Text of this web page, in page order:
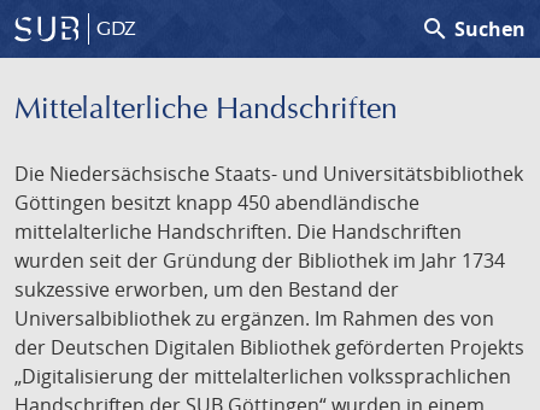
GDZ search Suchen
Mittelalterliche Handschriften
Die Niedersächsische Staats- und Universitätsbibliothek
Göttingen besitzt knapp 450 abendländische
mittelalterliche Handschriften. Die Handschriften
wurden seit der Gründung der Bibliothek im Jahr 1734
sukzessive erworben, um den Bestand der
Universalbibliothek zu ergänzen. Im Rahmen des von
der Deutschen Digitalen Bibliothek geförderten Projekts
„Digitalisierung der mittelalterlichen volkssprachlichen